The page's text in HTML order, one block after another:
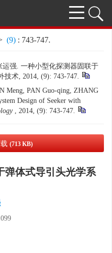
(9) : 743-747.
强. 一种小型化探测器固联于
术, 2014, (9): 743-747.
Meng, PAN Guo-qing, ZHANG
Design of Seeker with
, 2014, (9): 743-747.
(713 KB)
弹体式导引头光学系